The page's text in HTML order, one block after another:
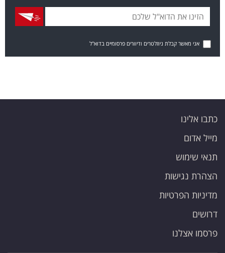
אני מאשר קבלת ניוזלטרים ודיוורים פרסומיים בדוא"ל
כתבו אלינו
מייל אדום
תנאי שימוש
הצהרת נגישות
מדיניות הפרטיות
דרושים
פרסמו אצלנו